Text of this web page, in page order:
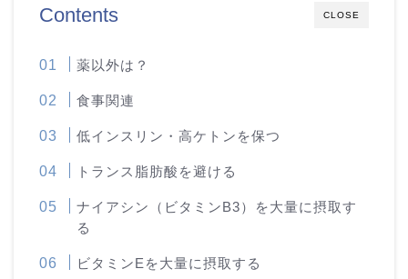
CLOSE
Contents
薬以外は？
食事関連
低インスリン・高ケトンを保つ
トランス脂肪酸を避ける
ナイアシン（ビタミンB3）を大量に摂取す
る
ビタミンEを大量に摂取する